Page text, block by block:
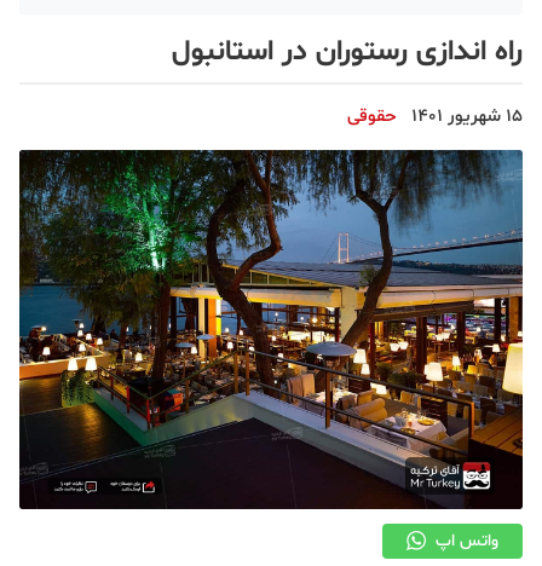
دانستنی
دکوراسیون
قبرس
راه اندازی رستوران در استانبول
15 شهریور 1401 حقوقی
واتس اپ